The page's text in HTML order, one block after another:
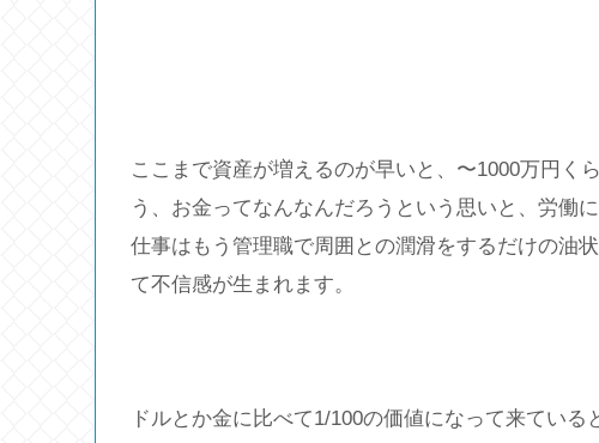
ここまで資産が増えるのが早いと、〜1000万円く
う、お金ってなんなんだろうという思いと、労働
仕事はもう管理職で周囲との潤滑をするだけの油
て不信感が生まれます。
ドルとか金に比べて1/100の価値になって来てい